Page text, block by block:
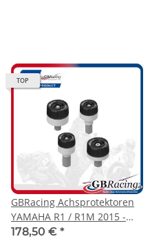
TOP
GBRacing Achsprotektoren
YAMAHA R1 / R1M 2015 -
2025 / R9 2025- / MT-10
178,50 € *